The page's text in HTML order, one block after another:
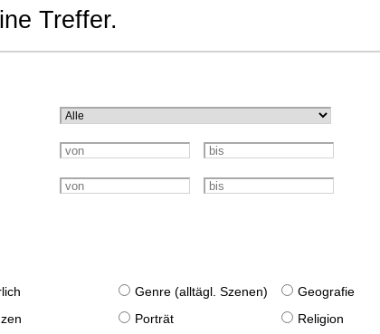
Treffer.
Genre (alltägl. Szenen) Geografie
Porträt Religion